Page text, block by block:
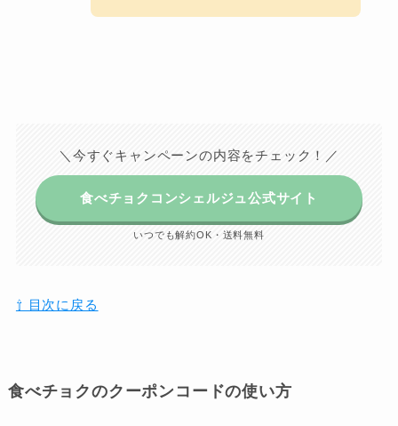
＼今すぐキャンペーンの内容をチェック！／
食べチョクコンシェルジュ公式サイト
いつでも解約OK・送料無料
⇧ 目次に戻る
食べチョクのクーポンコードの使い方